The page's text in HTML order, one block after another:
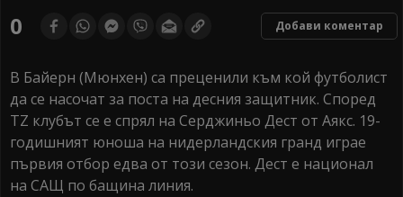
0 Добави коментар
В Байерн (Мюнхен) са преценили към кой футболист
да се насочат за поста на десния защитник. Според
TZ клубът се е спрял на Серджиньо Дест от Аякс. 19-
годишният юноша на нидерландския гранд играе
първия отбор едва от този сезон. Дест е национал
на САЩ по бащина линия.